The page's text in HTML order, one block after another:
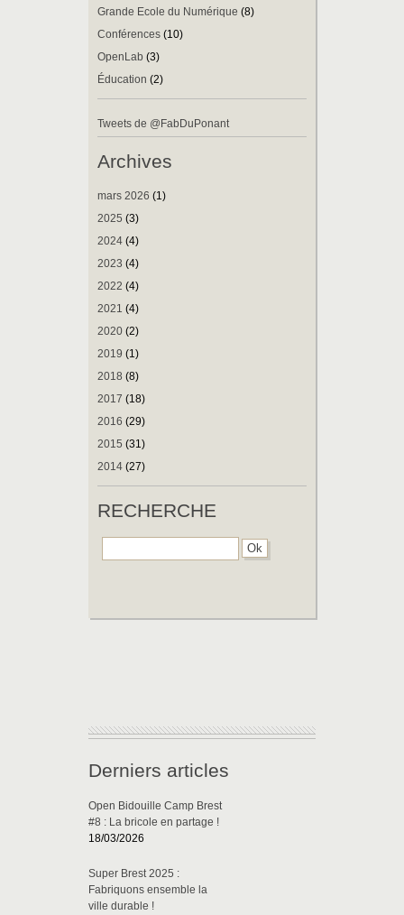
Grande Ecole du Numérique (8)
Conférences (10)
OpenLab (3)
Éducation (2)
Tweets de @FabDuPonant
Archives
mars 2026 (1)
2025 (3)
2024 (4)
2023 (4)
2022 (4)
2021 (4)
2020 (2)
2019 (1)
2018 (8)
2017 (18)
2016 (29)
2015 (31)
2014 (27)
RECHERCHE
Derniers articles
Open Bidouille Camp Brest
#8 : La bricole en partage !
18/03/2026
Super Brest 2025 :
Fabriquons ensemble la
ville durable !